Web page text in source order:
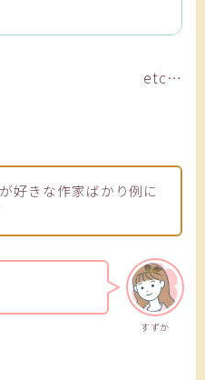
etc…
好きな作家ばかり例に
すずか